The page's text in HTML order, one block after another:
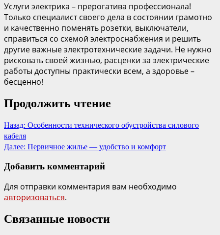
Услуги электрика – прерогатива профессионала!
Только специалист своего дела в состоянии грамотно
и качественно поменять розетки, выключатели,
справиться со схемой электроснабжения и решить
другие важные электротехнические задачи. Не нужно
рисковать своей жизнью, расценки за электрические
работы доступны практически всем, а здоровье –
бесценно!
Продолжить чтение
Назад: Особенности технического обустройства силового
кабеля
Далее: Первичное жилье — удобство и комфорт
Добавить комментарий
Для отправки комментария вам необходимо
авторизоваться.
Связанные новости